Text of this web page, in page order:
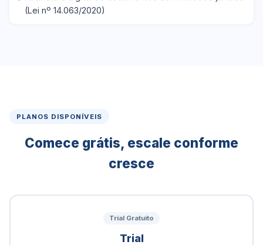
(Lei nº 14.063/2020)
PLANOS DISPONÍVEIS
Comece grátis, escale conforme
cresce
Trial Gratuito
Trial